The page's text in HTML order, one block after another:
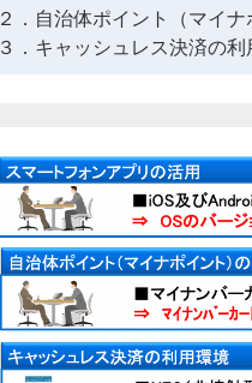
２．自治体ポイント（マイ
３．キャッシュレス決済の利